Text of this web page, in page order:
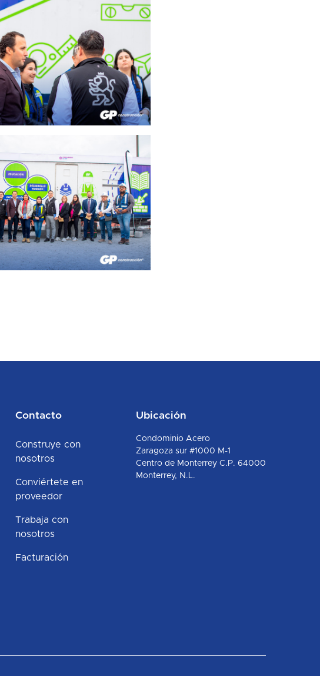
Contacto
Construye con
nosotros
Conviértete en
proveedor
Trabaja con
nosotros
Facturación
Ubicación
Condominio Acero
Zaragoza sur #1000 M-1
Centro de Monterrey C.P. 64000
Monterrey, N.L.